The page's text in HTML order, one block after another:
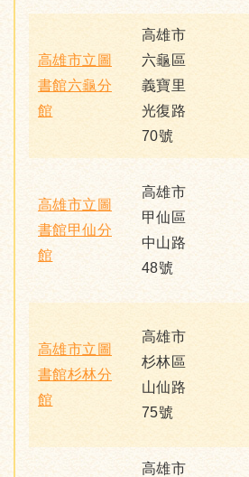
高雄市立圖
書館六龜分
館
高雄市
六龜區
義寶里
光復路
70號
高雄市立圖
書館甲仙分
館
高雄市
甲仙區
中山路
48號
高雄市立圖
書館杉林分
館
高雄市
杉林區
山仙路
75號
高雄市